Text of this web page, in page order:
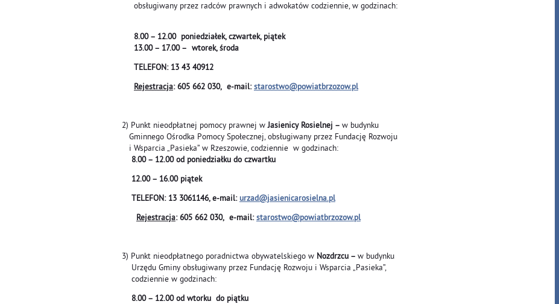
obsługiwany przez radców prawnych i adwokatów codziennie, w godzinach:
8.00 – 12.00 poniedziałek, czwartek, piątek
13.00 – 17.00 – wtorek, środa
TELEFON: 13 43 40912
Rejestracja: 605 662 030, e-mail:starostwo@powiatbrzozow.pl
2) Punkt nieodpłatnej pomocy prawnej wJasienicy Rosielnej – w budynku
Gminnego Ośrodka Pomocy Społecznej, obsługiwany przez Fundację Rozwoju
i Wsparcia „Pasieka” w Rzeszowie, codziennie w godzinach:
8.00 – 12.00 od poniedziałku do czwartku
12.00 – 16.00 piątek
TELEFON: 13 3061146, e-mail: urzad@jasienicarosielna.pl
Rejestracja: 605 662 030, e-mail:starostwo@powiatbrzozow.pl
3) Punkt nieodpłatnego poradnictwa obywatelskiego w Nozdrzcu – w budynku
Urzędu Gminy obsługiwany przez Fundację Rozwoju i Wsparcia „Pasieka”,
codziennie w godzinach:
8.00 – 12.00 od wtorku do piątku